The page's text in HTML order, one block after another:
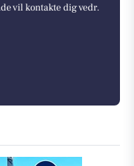
vil kontakte dig vedr.